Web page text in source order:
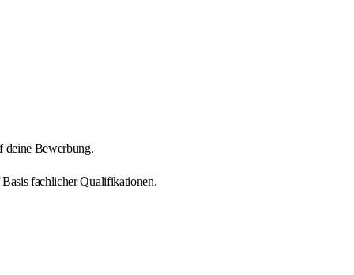
deine Bewerbung.
fachlicher Qualifikationen.